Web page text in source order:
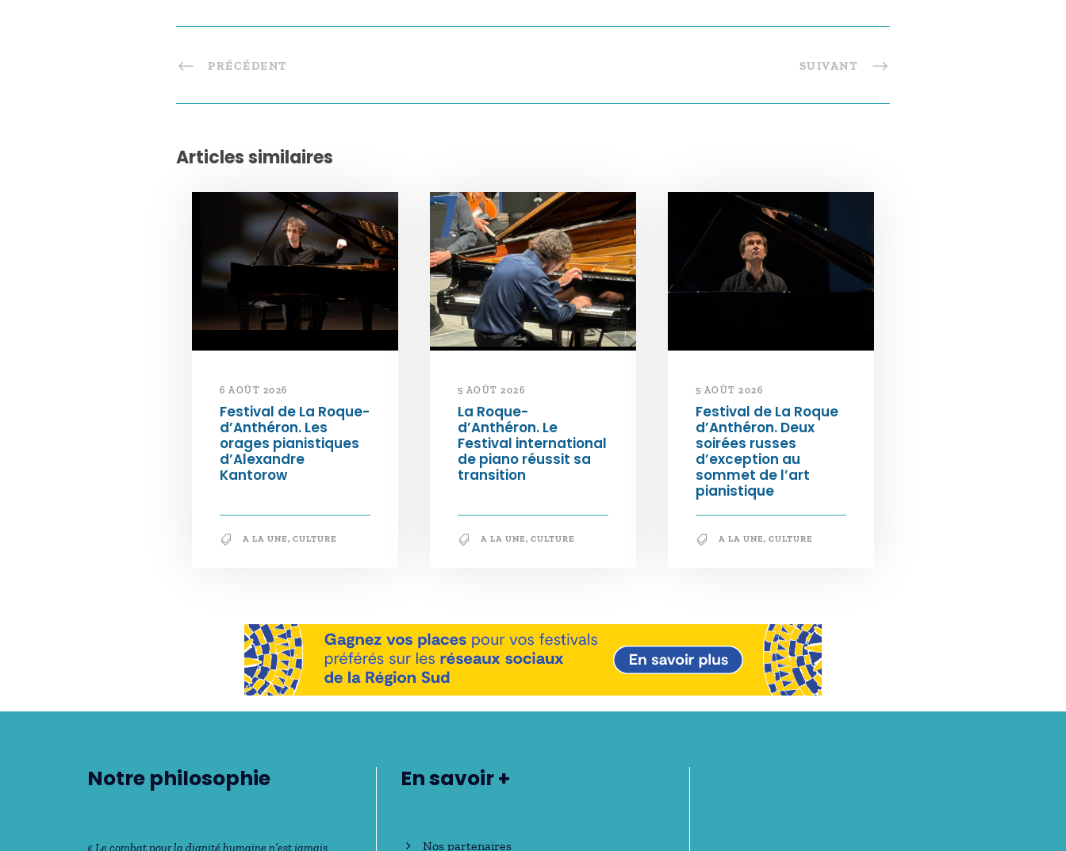
PRÉCÉDENT SUIVANT
Articles similaires
6 AOÛT 2026
Festival de La Roque-
d’Anthéron. Les
orages pianistiques
d’Alexandre
Kantorow
A LA UNE, CULTURE
5 AOÛT 2026
La Roque-
d’Anthéron. Le
Festival international
de piano réussit sa
transition
A LA UNE, CULTURE
5 AOÛT 2026
Festival de La Roque
d’Anthéron. Deux
soirées russes
d’exception au
sommet de l’art
pianistique
A LA UNE, CULTURE
Notre philosophie
« Le combat pour la dignité humaine n’est jamais
En savoir +
Nos partenaires